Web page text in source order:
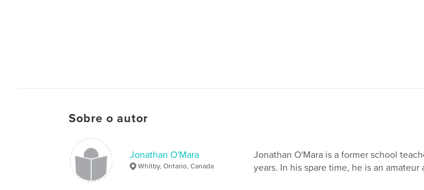
Sobre o autor
Jonathan O'Mara
Whitby, Ontario, Canada
Jonathan O'Mara is a former school
years. In his spare time, he is an